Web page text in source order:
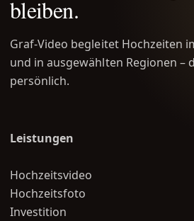
bleiben.
Graf-Video begleitet Hochzeiten
und in ausgewählten Regionen –
persönlich.
Leistungen
Hochzeitsvideo
Hochzeitsfoto
Investition